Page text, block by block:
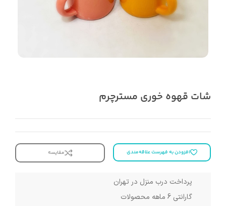
شات قهوه خوری مسترچرم
افزودن به فهرست علاقه‌مندی مقایسه
پرداخت درب منزل در تهران
گارانتی 6 ماهه محصولات